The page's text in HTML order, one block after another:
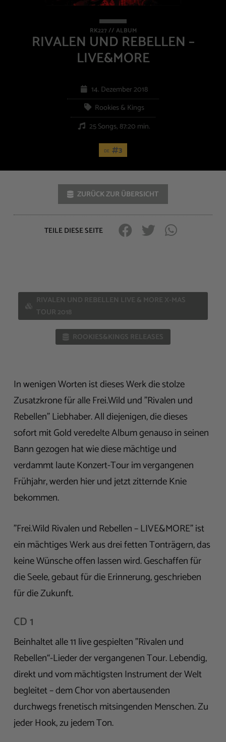
RK227 // ALBUM
RIVALEN UND REBELLEN –
LIVE&MORE
14. Dezember 2018
Rookies & Kings
25 Songs, 87:20 min.
DE 3
ZURÜCK ZUR ÜBERSICHT
TEILE DIESE SEITE
RIVALEN UND REBELLEN LIVE & MORE X-MAS
TOUR 2018
ROOKIES&KINGS RELEASES
In wenigen Worten ist dieses Werk die stolze
Zusatzkrone für alle Frei.Wild und "Rivalen und
Rebellen" Liebhaber. All diejenigen, die dieses
sofort mit Gold veredelte Album genauso in seinen
Bann gezogen hat wie diese mächtige und
verdammt laute Konzert-Tour im vergangenen
Frühjahr, werden hier und jetzt zitternde Knie
bekommen.
"Frei.Wild Rivalen und Rebellen – LIVE&MORE" ist
ein mächtiges Werk aus drei fetten Tonträgern, das
keine Wünsche offen lassen wird. Geschaffen für
die Seele, gebaut für die Erinnerung, geschrieben
für die Zukunft.
CD 1
Beinhaltet alle 11 live gespielten "Rivalen und
Rebellen“-Lieder der vergangenen Tour. Lebendig,
direkt und vom mächtigsten Instrument der Welt
begleitet – dem Chor von abertausenden
durchwegs frenetisch mitsingenden Menschen. Zu
jeder Hook, zu jedem Ton.